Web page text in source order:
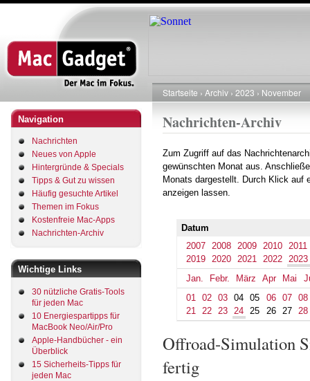
Direkt
zum
Navigation
Nachrichten
Neues von Apple
Hintergründe & Specials
Tipps & Gut zu wissen
Häufig gesuchte Artikel
Themen im Fokus
Kostenfreie Mac-Apps
Nachrichten-Archiv
Wichtige Links
30 nützliche Gratis-Tools
für jeden Mac
10 Energiespartipps für
MacBook Neo/Air/Pro
Apple-Handbücher - ein
Überblick
15 Sicherheits-Tipps für
jeden Mac
Pfadnavigation
Startseite Archiv 2023 November
Nachrichten-Archiv
Zum Zugriff auf das
gewünschten Monat aus.
Monats dargestellt. Durch Klick auf
anzeigen lassen.
Datum
2007
2008 2009 2010
2011
2019
2020 2021 2022
2023
Jan.
Febr. März Apr Mai
01
02 03 04 05 06 07
08
21
22 23 24 25 26 27 28
Offroad-Simulation
fertig